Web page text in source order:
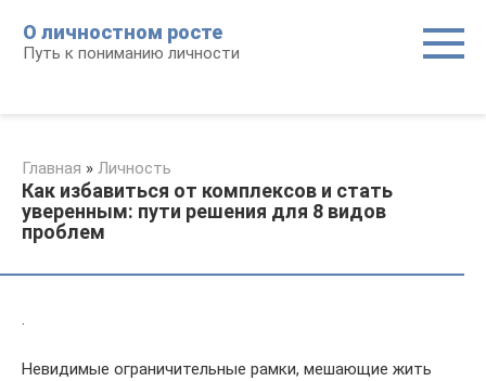
контенту
О личностном росте
Путь к пониманию личности
Главная » Личность
Как избавиться от комплексов и стать
уверенным: пути решения для 8 видов
проблем
.
Невидимые ограничительные рамки, мешающие жить